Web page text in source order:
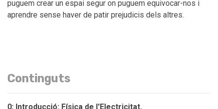
puguem crear un espai segur on puguem equivocar-nos i
aprendre sense haver de patir prejudicis dels altres.
Continguts
0: Introducció: Física de l'Electricitat.